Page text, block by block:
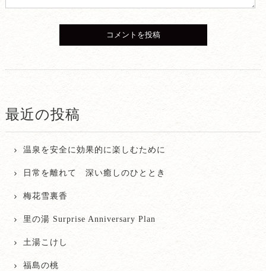
最近の投稿
温泉を安全に効果的に楽しむために
日常を離れて 深い癒しのひととき
梅花雪裏香
里の湯 Surprise Anniversary Plan
土湯こけし
福島の桃